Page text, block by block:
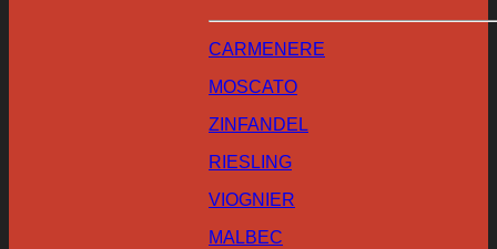
CARMENERE
MOSCATO
ZINFANDEL
RIESLING
VIOGNIER
MALBEC